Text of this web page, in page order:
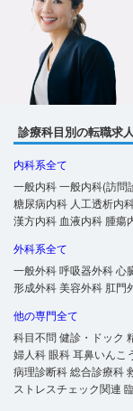
診療科目別の転職求人
内科系全て
一般内科一般内科(訪問
糖尿病内科 人工透析内
漢方内科 血液内科 腫瘍
外科系全て
一般外科呼吸器外科心
形成外科美容外科 肛門
他の専門全て
科目不問健診・ドック
婦人科眼科耳鼻いんこ
病理診断科総合診療科
ストレスチェック関連